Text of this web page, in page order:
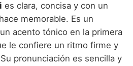
es clara, concisa y con un
memorable. Es un
acento tónico en la primera
le confiere un ritmo firme y
pronunciación es sencilla y